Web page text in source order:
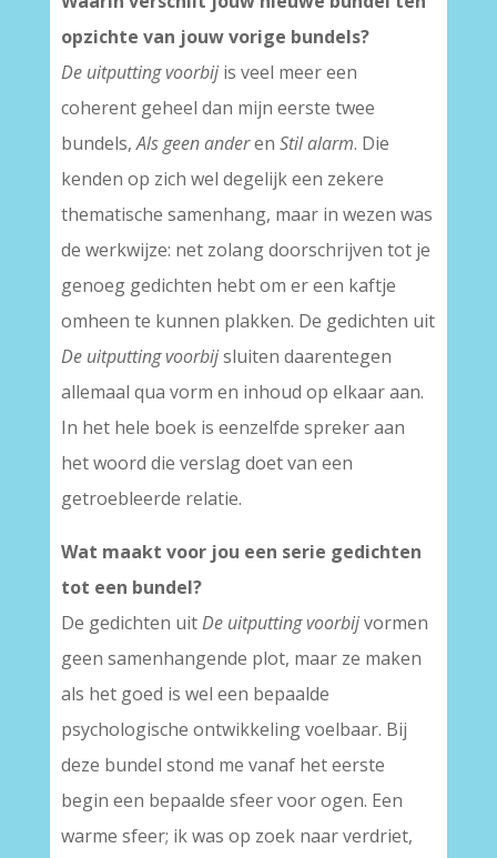
opzichte van jouw vorige bundels?
De uitputting voorbij is veel meer een
coherent geheel dan mijn eerste twee
bundels,Als geen anderen Stil alarm. Die
kenden op zich wel degelijk een zekere
thematische samenhang, maar in wezen was
de werkwijze: net zolang doorschrijven tot je
genoeg gedichten hebt om er een kaftje
omheen te kunnen plakken. De gedichten uit
De uitputting voorbijsluiten daarentegen
allemaal qua vorm en inhoud op elkaar aan.
In het hele boek is eenzelfde spreker aan
het woord die verslag doet van een
getroebleerde relatie.
Wat maakt voor jou een serie gedichten
tot een bundel?
De gedichten uitDe uitputting voorbijvormen
geen samenhangende plot, maar ze maken
als het goed is wel een bepaalde
psychologische ontwikkeling voelbaar. Bij
deze bundel stond me vanaf het eerste
begin een bepaalde sfeer voor ogen. Een
warme sfeer; ik was op zoek naar verdriet,